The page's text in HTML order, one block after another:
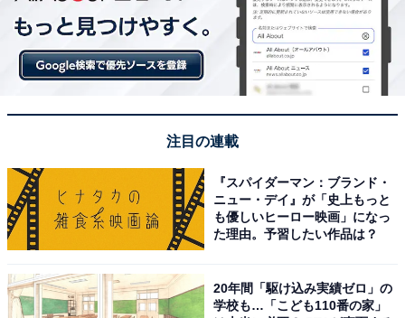
注目の連載
『スパイダーマン：ブランド・
ニュー・デイ』が「史上もっと
も優しいヒーロー映画」になっ
た理由。予習したい作品は？
20年間「駆け込み実績ゼロ」の
学校も…「こども110番の家」